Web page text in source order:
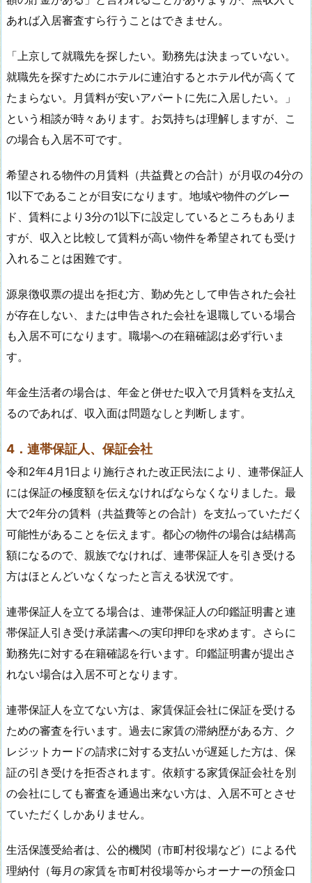
あれば入居審査すら行うことはできません。
「上京して就職先を探したい。勤務先は決まっていない。
就職先を探すためにホテルに連泊するとホテル代が高くて
たまらない。月賃料が安いアパートに先に入居したい。」
という相談が時々あります。お気持ちは理解しますが、こ
の場合も入居不可です。
希望される物件の月賃料（共益費との合計）が月収の4分の
1以下であることが目安になります。地域や物件のグレー
ド、賃料により3分の1以下に設定しているところもありま
すが、収入と比較して賃料が高い物件を希望されても受け
入れることは困難です。
源泉徴収票の提出を拒む方、勤め先として申告された会社
が存在しない、または申告された会社を退職している場合
も入居不可になります。職場への在籍確認は必ず行いま
す。
年金生活者の場合は、年金と併せた収入で月賃料を支払え
るのであれば、収入面は問題なしと判断します。
4．連帯保証人、保証会社
令和2年4月1日より施行された改正民法により、連帯保証人
には保証の極度額を伝えなければならなくなりました。最
大で2年分の賃料（共益費等との合計）を支払っていただく
可能性があることを伝えます。都心の物件の場合は結構高
額になるので、親族でなければ、連帯保証人を引き受ける
方はほとんどいなくなったと言える状況です。
連帯保証人を立てる場合は、連帯保証人の印鑑証明書と連
帯保証人引き受け承諾書への実印押印を求めます。さらに
勤務先に対する在籍確認を行います。印鑑証明書が提出さ
れない場合は入居不可となります。
連帯保証人を立てない方は、家賃保証会社に保証を受ける
ための審査を行います。過去に家賃の滞納歴がある方、ク
レジットカードの請求に対する支払いが遅延した方は、保
証の引き受けを拒否されます。依頼する家賃保証会社を別
の会社にしても審査を通過出来ない方は、入居不可とさせ
ていただくしかありません。
生活保護受給者は、公的機関（市町村役場など）による代
理納付（毎月の家賃を市町村役場等からオーナーの預金口